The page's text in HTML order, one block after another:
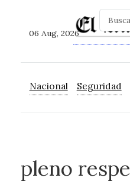
06 Aug, 2026
Nacional Seguridad
pleno